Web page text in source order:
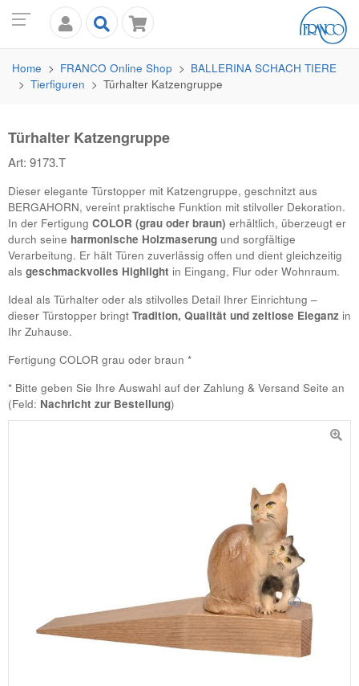
Home FRANCO Online Shop
BALLERINA SCHACH TIERE
Tierfiguren
Türhalter Katzengruppe
Türhalter Katzengruppe
Art: 9173.T
Dieser elegante Türstopper mit Katzengruppe, geschnitzt aus
BERGAHORN, vereint praktische Funktion mit stilvoller Dekoration.
In der Fertigung COLOR (grau oder braun) erhältlich, überzeugt er
durch seine harmonische Holzmaserung und sorgfältige
Verarbeitung. Er hält Türen zuverlässig offen und dient gleichzeitig
als geschmackvolles Highlight in Eingang, Flur oder Wohnraum.
Ideal als Türhalter oder als stilvolles Detail Ihrer Einrichtung –
dieser Türstopper bringt Tradition, Qualität und zeitlose Eleganz in
Ihr Zuhause.
Fertigung COLOR grau oder braun *
* Bitte geben Sie Ihre Auswahl auf der Zahlung & Versand Seite an
(Feld: Nachricht zur Bestellung)